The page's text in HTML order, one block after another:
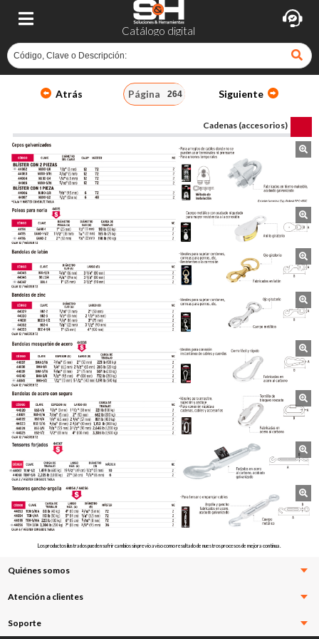
Catálogo digital
Atrás Página Siguiente
Cadenas (accesorios)
Los productos ilustrados pueden sufrir cambios sin previo aviso como resultado de nuestros procesos de mejora continua.
Quiénes somos
Atención a clientes
Soporte